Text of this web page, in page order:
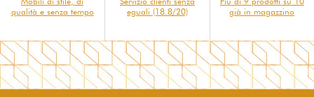
qualità e senza tempo
eguali (18.8/20)
già in magazzino